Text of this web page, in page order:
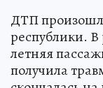
ДТП
республики. В
летняя
получила